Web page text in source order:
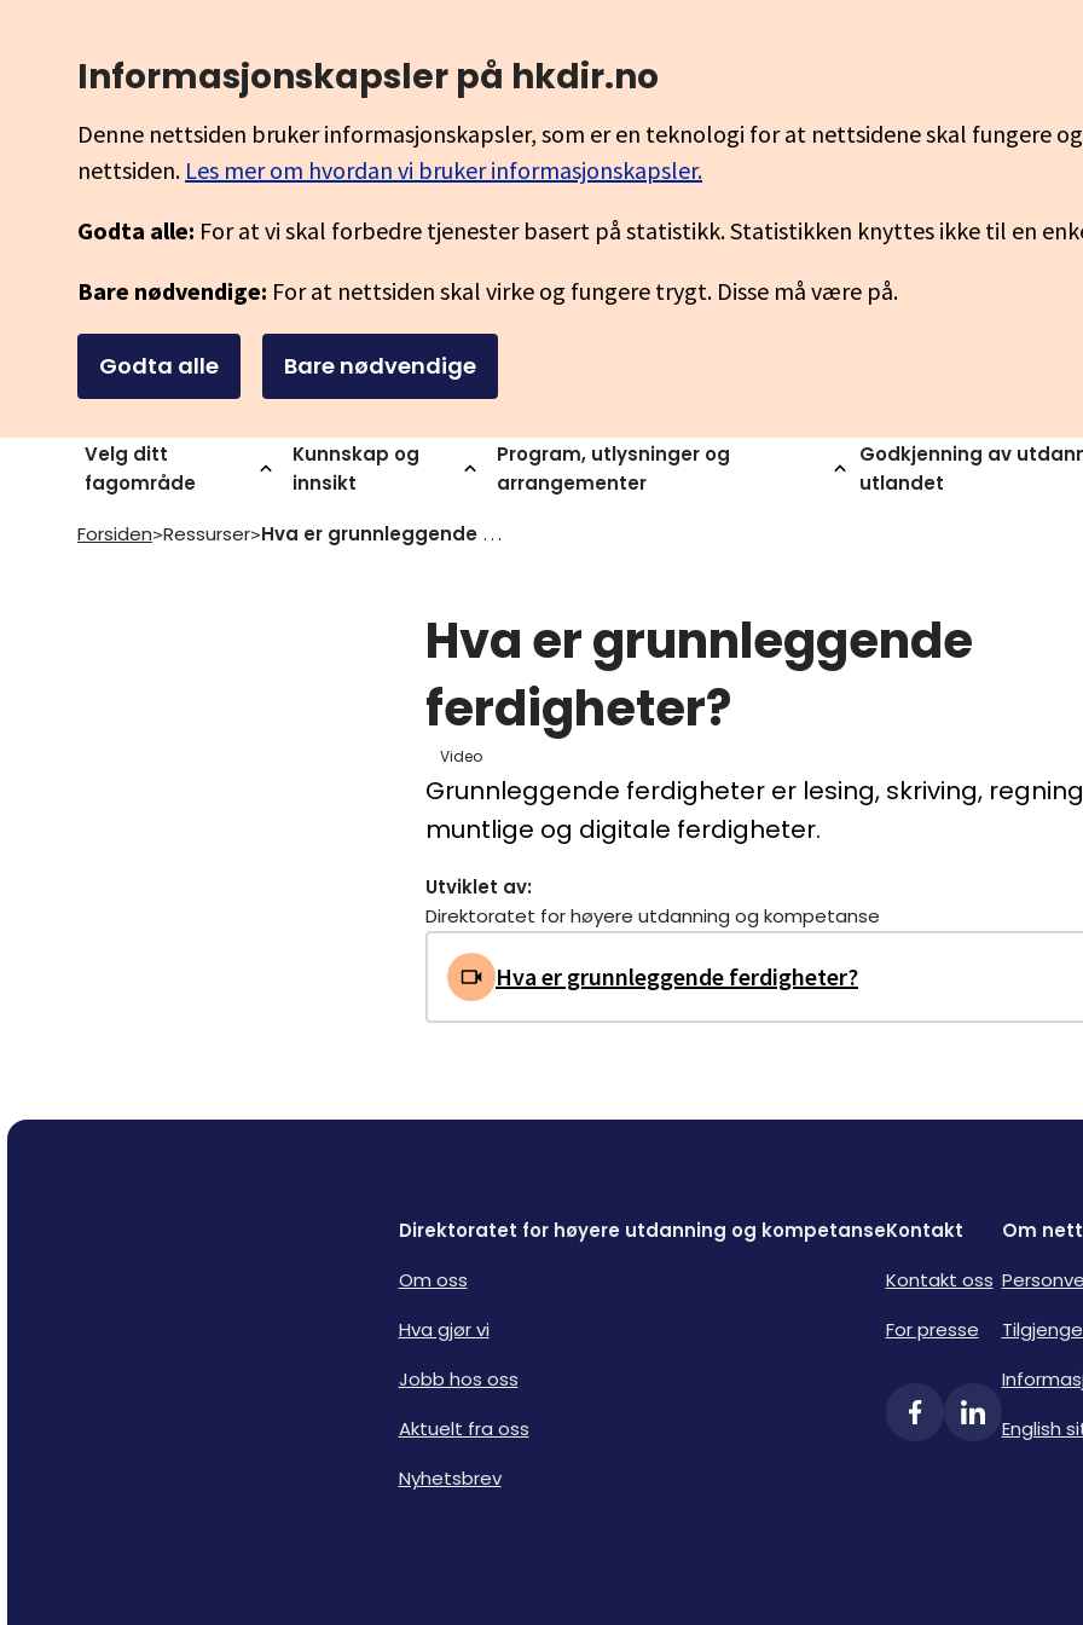
Informasjonskapsler på hkdir.no
Denne nettsiden bruker informasjonskapsler, som er en teknologi for at nettsidene skal fungere
nettsiden. Les mer om hvordan vi bruker informasjonskapsler.
Godta alle: For at vi skal forbedre tjenester basert på statistikk. Statistikken knyttes ikke til en
Bare nødvendige: For at nettsiden skal virke og fungere trygt. Disse må være på.
Godta alle Bare nødvendige
Velg ditt
fagområde
Kunnskap og
innsikt
Program, utlysninger og
arrangementer
Godkjenning av
utlandet
Forsiden>Ressurser> Hva er grunnleggende ferdigheter
Hva er grunnleggende
ferdigheter?
Video
Grunnleggende ferdigheter er lesing, skriving,
muntlige og digitale ferdigheter.
Utviklet av:
Direktoratet for høyere utdanning og kompetanse
Hva er grunnleggende ferdigheter?
Direktoratet for høyere utdanning og kompetanse
Om oss
Hva gjør vi
Jobb hos oss
Aktuelt fra oss
Nyhetsbrev
Kontakt
Kontakt oss
For presse
Om
English